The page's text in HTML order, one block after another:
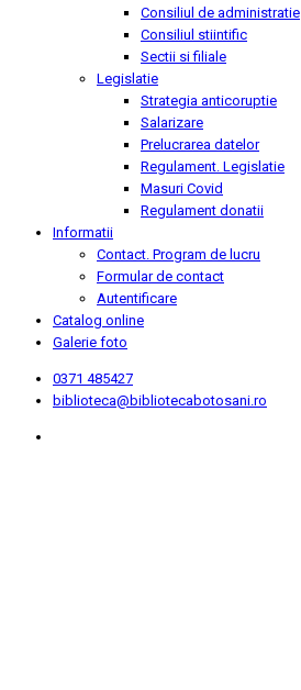
Consiliul de administratie
Consiliul stiintific
Sectii si filiale
Legislatie
Strategia anticoruptie
Salarizare
Prelucrarea datelor
Regulament. Legislatie
Masuri Covid
Regulament donatii
Informatii
Contact. Program de lucru
Formular de contact
Autentificare
Catalog online
Galerie foto
0371 485427
biblioteca@bibliotecabotosani.ro